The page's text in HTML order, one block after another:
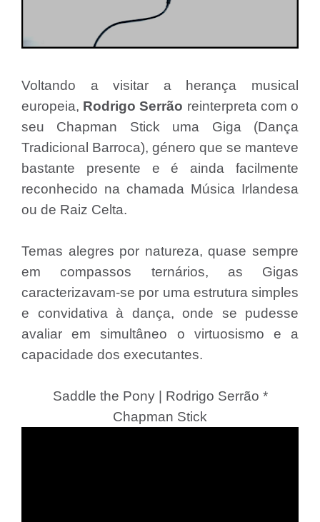
Voltando a visitar a herança musical
europeia, Rodrigo Serrão reinterpreta com o
seu Chapman Stick uma Giga (Dança
Tradicional Barroca), género que se manteve
bastante presente e é ainda facilmente
reconhecido na chamada Música Irlandesa
ou de Raiz Celta.
Temas alegres por natureza, quase sempre
em compassos ternários, as Gigas
caracterizavam-se por uma estrutura simples
e convidativa à dança, onde se pudesse
avaliar em simultâneo o virtuosismo e a
capacidade dos executantes.
Saddle the Pony | Rodrigo Serrão *
Chapman Stick